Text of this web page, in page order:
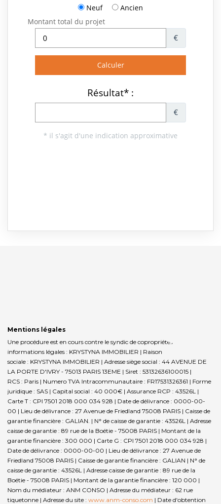
Mentions légales
Une procédure est en cours contre le syndic de copropriété. Affichage des
informations légales : KRYSTYNA IMMOBILIER | Raison
sociale : KRYSTYNA IMMOBILIER | Adresse siège social : 44 AVENUE DE
LA PORTE D'IVRY - 75013 PARIS 13EME | Siret : 53132636100015 |
RCS : Paris | Numero TVA Intracommunautaire : FR17531326361 | Forme
juridique : SAS | Capital social : 40 000€ | Assurance RCP : 43526L |
Carte T : CPI 7501 2018 000 034 928 | Date de délivrance : 0000-00-
00 | Lieu de délivrance : 27 Avenue de Friedland 75008 PARIS | Caisse de
garantie financière : GALIAN. | N° de caisse de garantie : 43526L | Adresse
caisse de garantie : 89 rue de la Boétie - 75008 PARIS | Montant de la
garantie financière : 300 000 | Carte G : CPI 7501 2018 000 034 928 |
Date de délivrance : 0000-00-00 | Lieu de délivrance : 27 Avenue de
Friedland 75008 PARIS | Caisse de garantie financière : GALIAN | N° de
caisse de garantie : 43526L | Adresse caisse de garantie : 89 rue de la
Boétie - 75008 PARIS | Montant de la garantie financière : 120 000 |
Nom du médiateur : ANM CONSO | Adresse du médiateur : 62 rue
tiquetonne | Adresse du site : www.anm-conso.com | Date d'obtention